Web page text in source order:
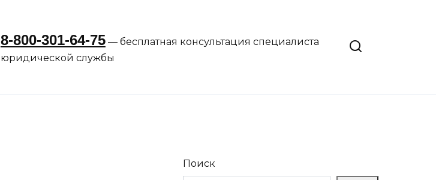
8-800-301-64-75— бесплатная консультация специалиста
юридической службы
Поиск